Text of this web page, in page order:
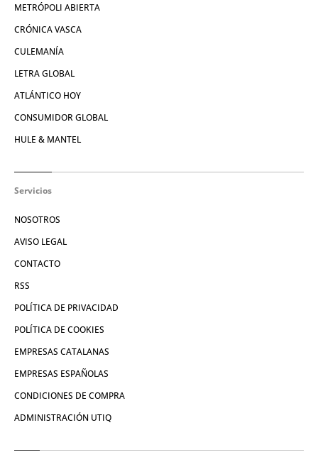
METRÓPOLI ABIERTA
CRÓNICA VASCA
CULEMANÍA
LETRA GLOBAL
ATLÁNTICO HOY
CONSUMIDOR GLOBAL
HULE & MANTEL
Servicios
NOSOTROS
AVISO LEGAL
CONTACTO
RSS
POLÍTICA DE PRIVACIDAD
POLÍTICA DE COOKIES
EMPRESAS CATALANAS
EMPRESAS ESPAÑOLAS
CONDICIONES DE COMPRA
ADMINISTRACIÓN UTIQ